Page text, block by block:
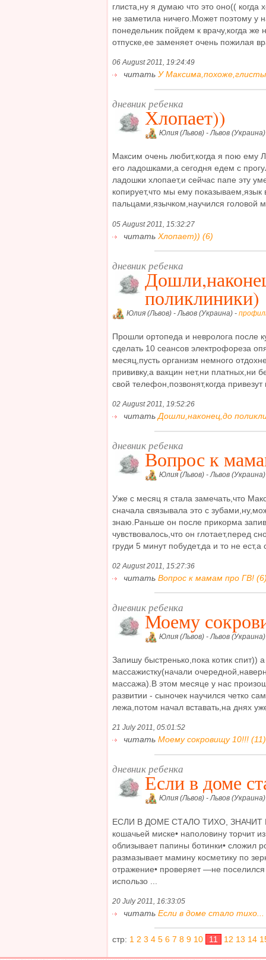
глиста,ну я думаю что это оно(( когда
не заметила ничего.Может поэтому у
понедельник пойдем к врачу,когда же
отпуске,ее заменяет очень пожилая
06 August 2011, 19:24:49
читать У
дневник ребенка
Хлопает))
Юлия (Львов) - Львов
Максим очень любит,когда я пою ему
его ладошками,а сегодня едем с
ладошки хлопает,и сейчас папе эту
копирует,что мы ему показываем,язык
пальцами,язычком,научился головой
05 August 2011, 15:32:27
читать Хлопает)) (6)
дневник ребенка
поликлиники)
Юлия (Львов) - Львов (Украина) -
Прошли ортопеда и невролога после
сделать 10 сеансов электрофореза
месяц,пусть организм немного
прививку,а вакцин нет,ни платных,ни
свой телефон,позвонят,когда
02 August 2011, 19:52:26
читатьДошли,наконец,до
дневник ребенка
Вопрос к
Юлия (Львов) - Львов
Уже с месяц я стала замечать,что
сначала связывала это с
знаю.Раньше он после прикорма
чувствовалось,что он глотает,перед
груди 5 минут побудет,да и то не ест,а
02 August 2011, 15:27:36
читать Вопрос к мамам про ГВ!
дневник ребенка
Моему
Юлия (Львов) - Львов
Запишу быстренько,пока котик спит))
массажистку(начали
массажа).В этом месяце у нас
развитии - сыночек научился четко
лежа,потом начал вставать,на днях
21 July 2011, 05:01:52
читать Моему сокровищу 10!!! (11)
дневник ребенка
Если в доме
Юлия (Львов) - Львов
ЕСЛИ В ДОМЕ СТАЛО ТИХО, ЗНАЧИТ
кошачьей миске• наполовину торчит
облизывает папины ботинки• сложил
размазывает мамину косметику по
отражение• проверяет —не поселился
использо ...
20 July 2011, 16:33:05
читать Если в доме стало тихо...
стр: 1 2 3 4 5 6 7 8 9 10 11 12 13 14